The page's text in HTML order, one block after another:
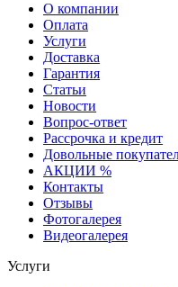
О компании
Оплата
Услуги
Доставка
Гарантия
Статьи
Новости
Вопрос-ответ
Рассрочка и кредит
Довольные
АКЦИИ %
Контакты
Отзывы
Фотогалерея
Видеогалерея
Услуги